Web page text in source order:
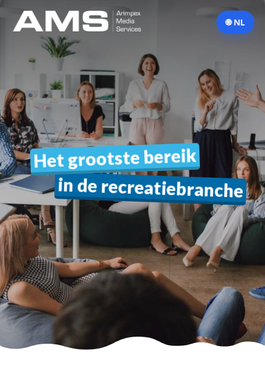
Hetgrootstebereik
in de recreatiebranche
🌐 NL